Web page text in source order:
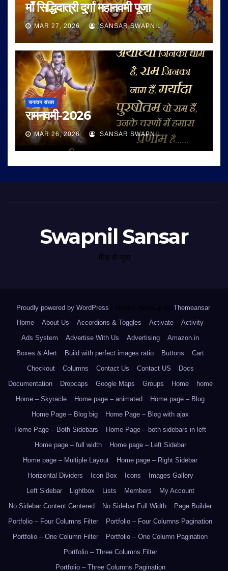
माँ सिद्धिदात्री दुर्गा महानवमी पूजा
MAR 27, 2026 SANSAR SWAPNIL
सनातन संसार
रामनवमी-2026
MAR 26, 2026 SANSAR SWAPNIL
Swapnil Sansar
भीड़ से जुदा
Proudly powered by WordPress Theme: Newsup by Themeansar.
Home
About Us Accordions & Toggles Activate
Activity
Ads System
Advertise With Us Advertising
Amazon.in
Boxes & Alert
Build with perfect images ratio Buttons
Cart
Checkout
Columns Contact Us Contact US
Docs
Documentation
Dropcaps Google Maps Groups Home
home
Home – Skyracle
Home page – animated
Home page – Blog
Home Page – Blog big
Home Page – Blog with ajax
Home Page – Both Sidebars
Home Page – both sidebars in left
Home page – full width
Home page – Left Sidebar
Home page – Multiple Layout
Home page – Right Sidebar
Horizontal Dividers
Icon Box Icons
Images Gallery
Left Sidebar
Lightbox Lists Members
My Account
No Sidebar Content Centered
No Sidebar Full Width
Page Builder
Portfolio – Four Columns Filter
Portfolio – Four Columns Pagination
Portfolio – One Column Filter
Portfolio – One Column Pagination
Portfolio – Three Columns Filter
Portfolio – Three Columns Pagination